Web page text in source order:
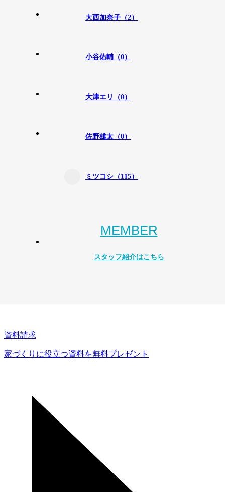
大西加奈子（2）
小谷佑輔（0）
大津エリ（0）
佐野雄太（0）
ミツコシ（115）
MEMBER
スタッフ紹介はこちら
資料請求
家づくりに役立つ資料を無料プレゼント